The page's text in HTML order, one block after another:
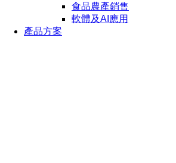
食品農產銷售
軟體及AI應用
產品方案